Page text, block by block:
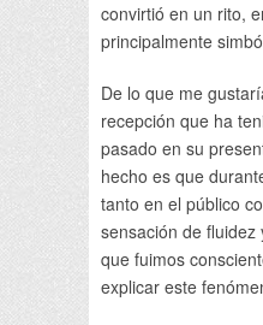
convirtió en un rito,
principalmente
De lo que me
recepción que ha
pasado en su
hecho es que
tanto en el público
sensación de
que fuimos
explicar este